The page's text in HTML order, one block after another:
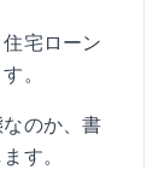
宅ローン
。
のか、書
す。